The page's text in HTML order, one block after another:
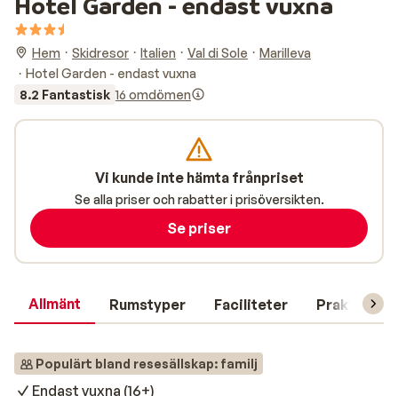
Hem Skidresor Italien Val di Sole
Marilleva
Hotel Garden - endast vuxna
8.2 Fantastisk 16 omdömen
Allmänt Rumstyper Faciliteter Praktisk
Populärt bland resesällskap: familj
Endast vuxna (16+)
Vi kunde inte hämta frånpriset
Se alla priser och rabatter i prisöversikten.
Se priser